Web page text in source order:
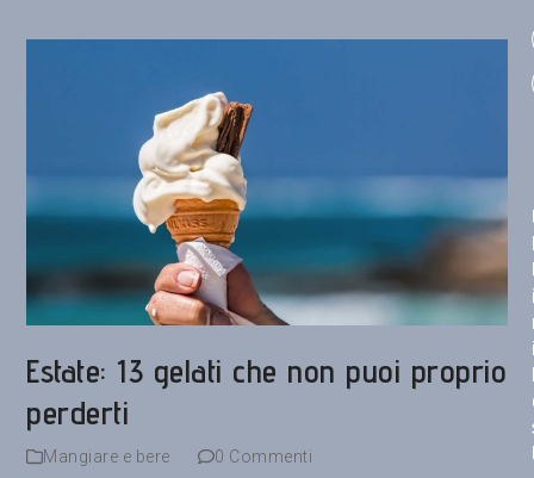
Estate: 13 gelati che non puoi proprio
perderti
Mangiare e bere 0 Commenti